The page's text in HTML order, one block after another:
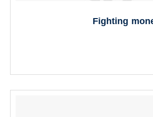
Fighting